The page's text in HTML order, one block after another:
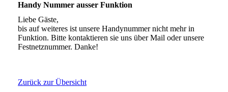
Handy Nummer ausser Funktion
Liebe Gäste,
bis auf weiteres ist unsere Handynummer nicht mehr in
Funktion. Bitte kontaktieren sie uns über Mail oder unsere
Festnetznummer. Danke!
Zurück zur Übersicht